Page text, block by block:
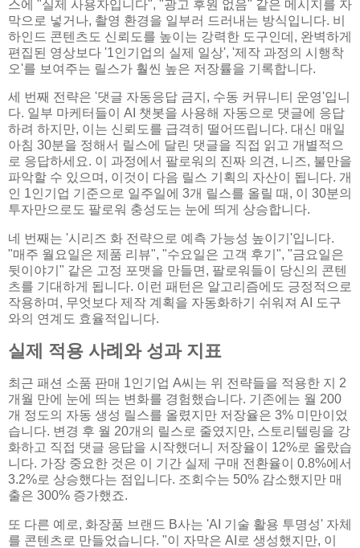
스에 "실제 사용자입니다", "광고 후원 없음" 같은 메시지를 자
막으로 넣거나, 촬영 환경을 일부러 드러내는 방식입니다. 비
하인드 콘텐츠도 신뢰도를 높이는 강력한 도구인데, 완벽하게
편집된 영상보다 '1인기업의 실제 일상', '제작 과정의 시행착
오'를 보여주는 릴스가 훨씬 높은 저장률을 기록합니다.
세 번째 전략은 '댓글 자동응답 금지, 수동 커뮤니티 운영'입니
다. 일부 마케터들이 AI 챗봇을 사용해 자동으로 댓글에 응답
하려 하지만, 이는 신뢰도를 급격히 떨어뜨립니다. 대신 매일
아침 30분을 정해서 릴스에 달린 댓글을 직접 읽고 개별적으
로 응답하세요. 이 과정에서 팔로워의 진짜 의견, 니즈, 불만을
파악할 수 있으며, 이것이 다음 릴스 기획의 자산이 됩니다. 개
인 1인기업 기준으로 일주일에 3개 릴스를 올릴 때, 이 30분의
투자만으로도 팔로워 충성도는 눈에 띄게 상승합니다.
네 번째는 '시리즈 화 전략으로 예측 가능성 높이기'입니다.
"매주 월요일은 제품 리뷰", "수요일은 고객 후기", "금요일은
뒷이야기" 같은 고정 포맷을 만들면, 팔로워들이 당신의 콘텐
츠를 기대하게 됩니다. 이런 패턴은 알고리즘에도 긍정적으로
작용하며, 무엇보다 제작 계획을 자동화하기 쉬워져 AI 도구
와의 연계도 효율적입니다.
실제 적용 사례와 성과 지표
최근 패션 소품 판매 1인기업 A씨는 위 전략들을 적용한 지 2
개월 만에 눈에 띄는 변화를 경험했습니다. 기존에는 월 200
개 정도의 자동 생성 릴스를 올렸지만 저장율은 3% 미만이었
습니다. 변경 후 월 20개의 릴스로 줄였지만, 스토리텔링을 강
화하고 직접 댓글 응답을 시작했더니 저장율이 12%로 올랐습
니다. 가장 중요한 것은 이 기간 실제 구매 전환율이 0.8%에서
3.2%로 상승했다는 점입니다. 조회수는 50% 감소했지만 매
출은 300% 증가했죠.
또 다른 예로, 화장품 브랜드 B사는 'AI 기술 활용 투명성' 자체
를 콘텐츠로 만들었습니다. "이 자막은 AI로 생성했지만, 이